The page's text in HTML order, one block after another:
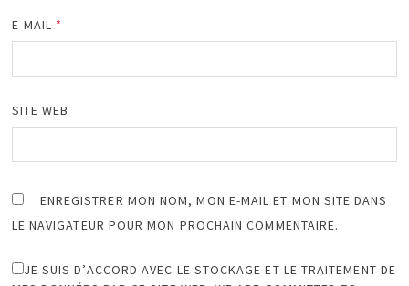
E-MAIL *
SITE WEB
ENREGISTRER MON NOM, MON E-MAIL ET MON SITE DANS
LE NAVIGATEUR POUR MON PROCHAIN COMMENTAIRE.
JE SUIS D’ACCORD AVEC LE STOCKAGE ET LE TRAITEMENT DE